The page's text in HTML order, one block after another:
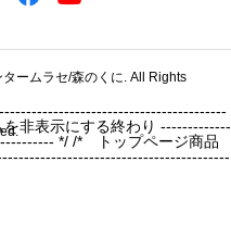
ームラセ/森のくに. All Rights
非表示にする終わり -------------
*/ /* トップページ商品